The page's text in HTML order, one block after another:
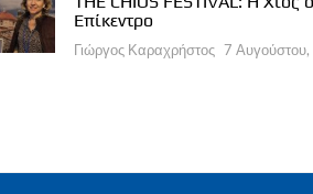
2026
Επίκεντρο
Γιώργος Καραχρήστος 7